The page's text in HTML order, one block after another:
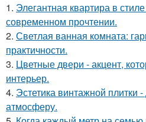
1. Элегантная квартира в
современном прочтении.
2. Светлая ванная комната:
практичности.
3. Цветные двери - акцент,
интерьер.
4. Эстетика винтажной плитки
атмосферу.